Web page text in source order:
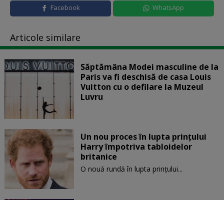
Facebook WhatsApp
Articole similare
Săptămâna Modei masculine de la
Paris va fi deschisă de casa Louis
Vuitton cu o defilare la Muzeul
Luvru
Un nou proces în lupta prinţului
Harry împotriva tabloidelor
britanice
O nouă rundă în lupta prinţului...